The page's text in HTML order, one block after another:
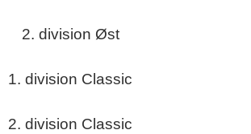
2. division Øst
1. division Classic
2. division Classic